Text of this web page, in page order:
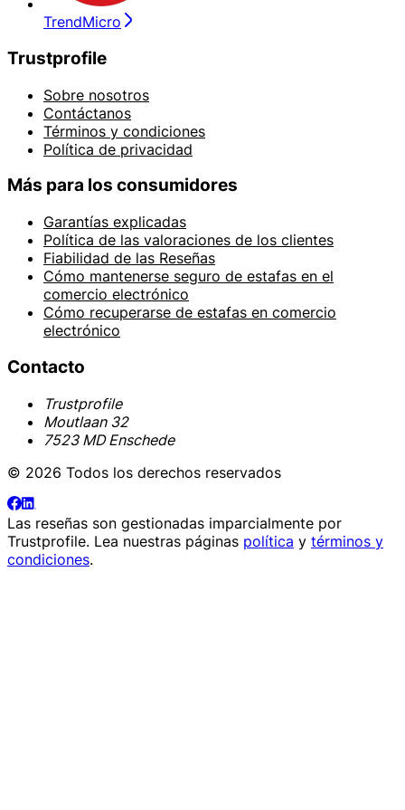
TrendMicro
Trustprofile
Sobre nosotros
Contáctanos
Términos y condiciones
Política de privacidad
Más para los consumidores
Garantías explicadas
Política de las valoraciones de los clientes
Fiabilidad de las Reseñas
Cómo mantenerse seguro de estafas en el
comercio electrónico
Cómo recuperarse de estafas en comercio
electrónico
Contacto
Trustprofile
Moutlaan 32
7523 MD Enschede
© 2026 Todos los derechos reservados
Las reseñas son gestionadas imparcialmente por
Trustprofile. Lea nuestras páginas política y términos y
condiciones.